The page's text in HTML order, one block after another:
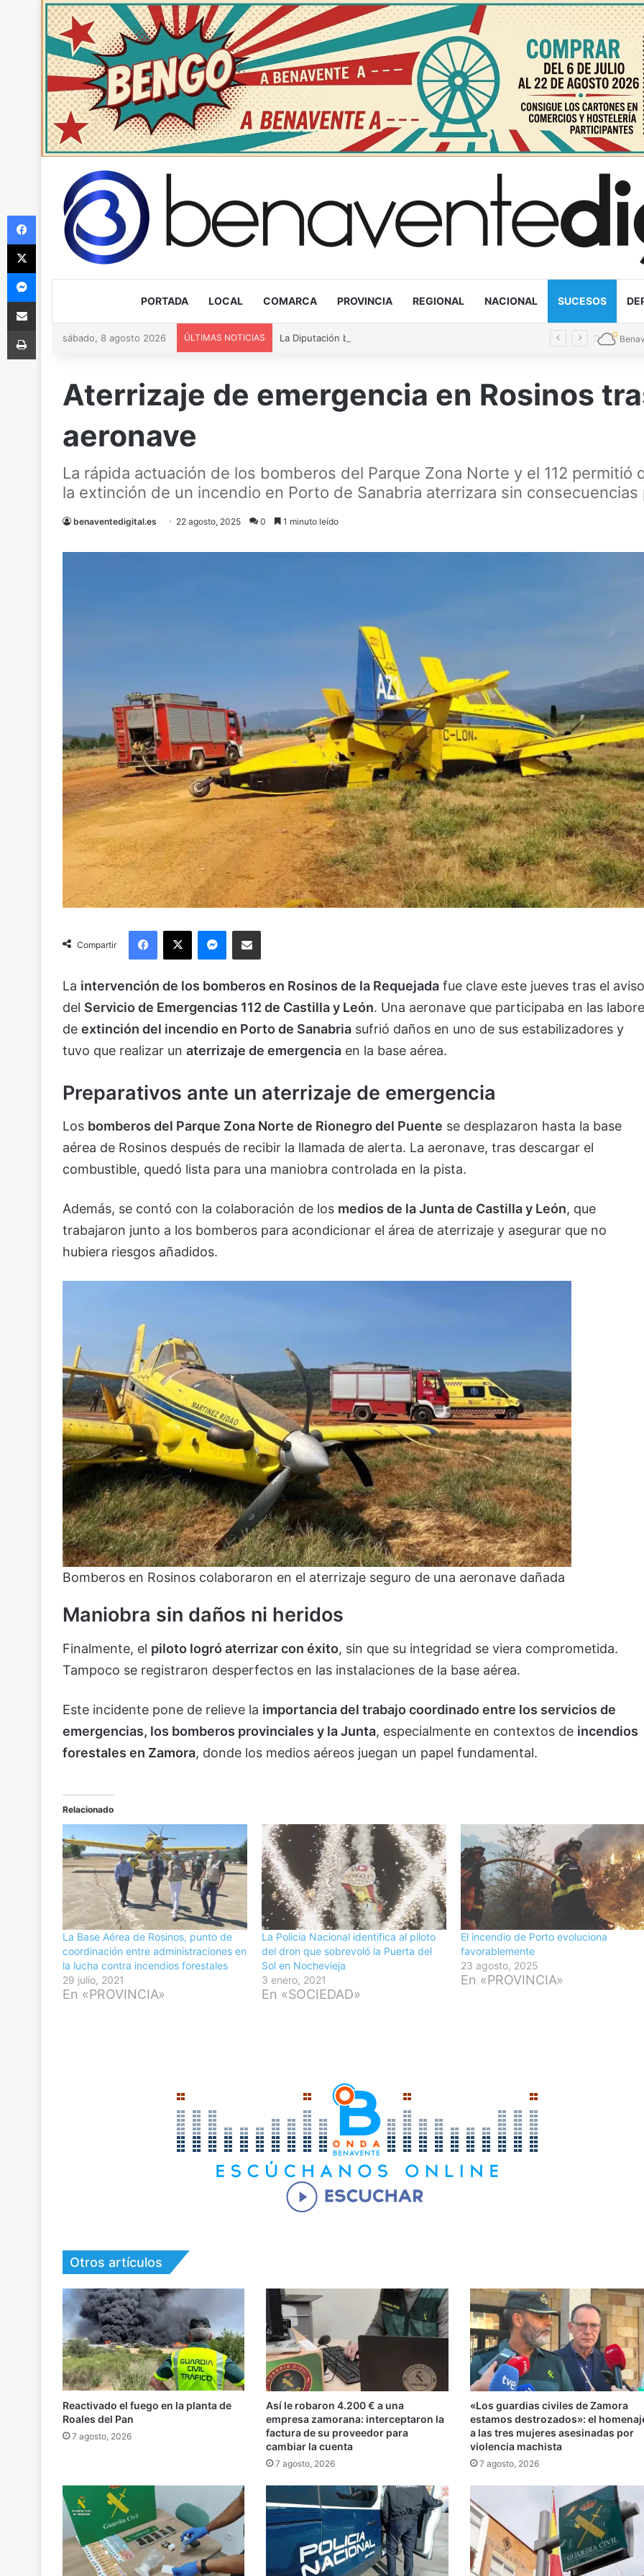
PORTADA LOCAL COMARCA PROVINCIA REGIONAL NACIONAL SUCESOS
sábado, 8 agosto 2026 ÚLTIMAS NOTICIAS
Aterrizaje de emergencia en Rosinos
aeronave
La rápida actuación de los bomberos del Parque Zona Norte y el 112 permitió
la extinción de un incendio en Porto de Sanabria aterrizara sin
benaventedigital.es 22 agosto, 2025 0 1 minuto leído
Compartir
Facebook
X Messenger
Compartir via Email
La intervención de los bomberos en Rosinos de la Requejada fue clave este jueves tras el aviso
del Servicio de Emergencias 112 de Castilla y León. Una aeronave que participaba en las
de extinción del incendio en Porto de Sanabria sufrió daños en uno de sus estabilizadores y
tuvo que realizar un aterrizaje de emergencia en la base aérea.
Preparativos ante un aterrizaje de emergencia
Los bomberos del Parque Zona Norte de Rionegro del Puente se desplazaron hasta la base
aérea de Rosinos después de recibir la llamada de alerta. La aeronave, tras descargar el
combustible, quedó lista para una maniobra controlada en la pista.
Además, se contó con la colaboración de los medios de la Junta de Castilla y León, que
trabajaron junto a los bomberos para acondicionar el área de aterrizaje y asegurar que no
hubiera riesgos añadidos.
Bomberos en Rosinos colaboraron en el aterrizaje seguro de una aeronave dañada
Maniobra sin daños ni heridos
Finalmente, el piloto logró aterrizar con éxito, sin que su integridad se viera comprometida.
Tampoco se registraron desperfectos en las instalaciones de la base aérea.
Este incidente pone de relieve la importancia del trabajo coordinado entre los servicios de
emergencias, los bomberos provinciales y la Junta, especialmente en contextos de incendios
forestales en Zamora, donde los medios aéreos juegan un papel fundamental.
Relacionado
La Base Aérea de Rosinos, punto de
coordinación entre administraciones en
la lucha contra incendios forestales
29 julio, 2021
En «PROVINCIA»
La Policía Nacional identifica al piloto
del dron que sobrevoló la Puerta del
Sol en Nochevieja
3 enero, 2021
En «SOCIEDAD»
El incendio de Porto evoluciona
favorablemente
23 agosto, 2025
En «PROVINCIA»
Otros artículos
Reactivado el fuego en la planta de
Roales del Pan
7 agosto, 2026
Así le robaron 4.200 € a una
empresa zamorana: interceptaron la
factura de su proveedor para
cambiar la cuenta
7 agosto, 2026
«Los guardias civiles de Zamora
estamos destrozados»: el
a las tres mujeres asesinadas por
violencia machista
7 agosto, 2026
Facebook
X
Messenger
Compartir via Email